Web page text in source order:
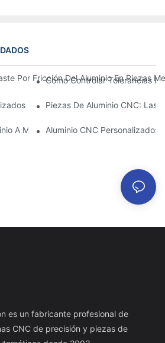
Por Fricción Del Aluminio En Piezas
Cómo Controlar Tolerancias
De Aluminio: Personalización Para
Piezas De Aluminio CNC: Las
A Medida: Explorando Las Últimas
Aluminio CNC Personalizado:
es un fabricante profesional de
CNC de precisión y piezas de